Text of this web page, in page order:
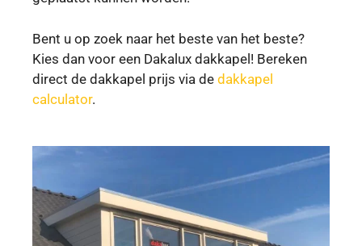
Bent u op zoek naar het beste van het beste?
Kies dan voor een Dakalux dakkapel! Bereken
direct de dakkapel prijs via de dakkapel
calculator.